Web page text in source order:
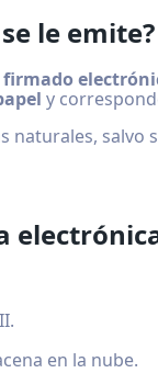
le emite?
y
naturales,
en la nube.